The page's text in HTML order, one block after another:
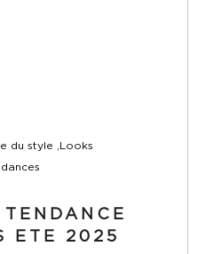
du style ,Looks
ETE 2025